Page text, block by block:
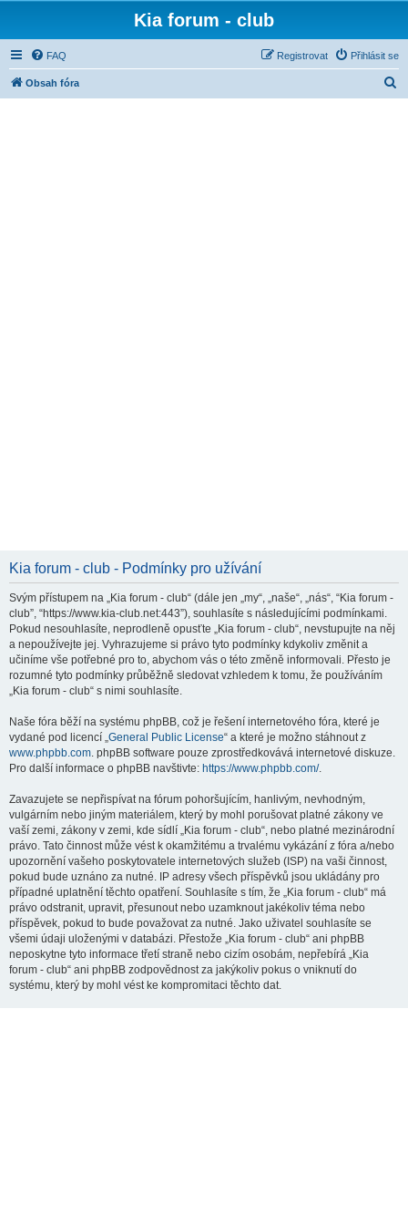
Kia forum - club
FAQ Přihlásit se
Registrovat
Obsah fóra
Kia forum - club - Podmínky pro užívání
Svým přístupem na „Kia forum - club“ (dále jen „my“, „naše“, „nás“, “Kia forum -
club”, “https://www.kia-club.net:443”), souhlasíte s následujícími podmínkami.
Pokud nesouhlasíte, neprodleně opusťte „Kia forum - club“, nevstupujte na něj
a nepoužívejte jej. Vyhrazujeme si právo tyto podmínky kdykoliv změnit a
učiníme vše potřebné pro to, abychom vás o této změně informovali. Přesto je
rozumné tyto podmínky průběžně sledovat vzhledem k tomu, že používáním
„Kia forum - club“ s nimi souhlasíte.
Naše fóra běží na systému phpBB, což je řešení internetového fóra, které je
vydané pod licencí „General Public License“ a které je možno stáhnout z
www.phpbb.com. phpBB software pouze zprostředkovává internetové diskuze.
Pro další informace o phpBB navštivte: https://www.phpbb.com/.
Zavazujete se nepřispívat na fórum pohoršujícím, hanlivým, nevhodným,
vulgárním nebo jiným materiálem, který by mohl porušovat platné zákony ve
vaší zemi, zákony v zemi, kde sídlí „Kia forum - club“, nebo platné mezinárodní
právo. Tato činnost může vést k okamžitému a trvalému vykázání z fóra a/nebo
upozornění vašeho poskytovatele internetových služeb (ISP) na vaši činnost,
pokud bude uznáno za nutné. IP adresy všech příspěvků jsou ukládány pro
případné uplatnění těchto opatření. Souhlasíte s tím, že „Kia forum - club“ má
právo odstranit, upravit, přesunout nebo uzamknout jakékoliv téma nebo
příspěvek, pokud to bude považovat za nutné. Jako uživatel souhlasíte se
všemi údaji uloženými v databázi. Přestože „Kia forum - club“ ani phpBB
neposkytne tyto informace třetí straně nebo cizím osobám, nepřebírá „Kia
forum - club“ ani phpBB zodpovědnost za jakýkoliv pokus o vniknutí do
systému, který by mohl vést ke kompromitaci těchto dat.